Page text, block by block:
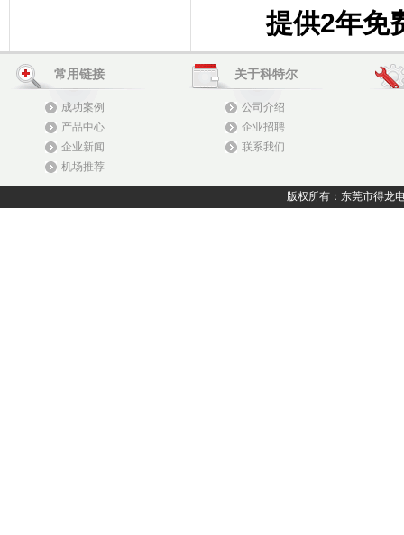
提供2年免
常用链接
成功案例
产品中心
企业新闻
机场推荐
关于科特尔
公司介绍
企业招聘
联系我们
版权所有：东莞市得龙